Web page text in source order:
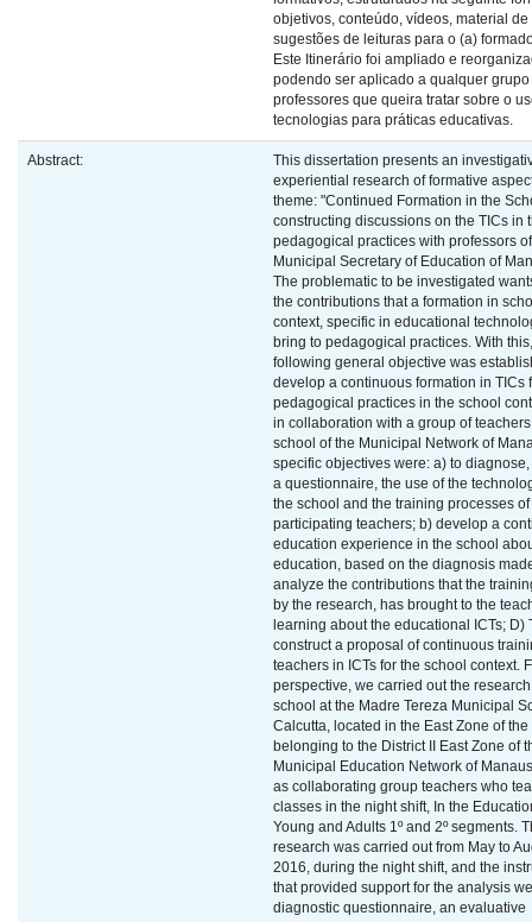
objetivos, conteúdo, vídeos, material
sugestões de leituras para o (a)
Este Itinerário foi ampliado e
podendo ser aplicado a qualquer grupo
professores que queira tratar sobre o
tecnologias para práticas educativas.
Abstract:
This dissertation presents an
experiential research of formative
theme: "Continued Formation in the
constructing discussions on the TICs in
pedagogical practices with professors
Municipal Secretary of Education of
The problematic to be investigated
the contributions that a formation in
context, specific in educational
bring to pedagogical practices. With
following general objective was
develop a continuous formation in TICs
pedagogical practices in the school
in collaboration with a group of
school of the Municipal Network of
specific objectives were: a) to
a questionnaire, the use of the
the school and the training processes of
participating teachers; b) develop a
education experience in the school
education, based on the diagnosis
analyze the contributions that the
by the research, has brought to the
learning about the educational ICTs; D)
construct a proposal of continuous
teachers in ICTs for the school context.
perspective, we carried out the
school at the Madre Tereza Municipal
Calcutta, located in the East Zone of the
belonging to the District II East Zone of
Municipal Education Network of
as collaborating group teachers who
classes in the night shift, In the
Young and Adults 1º and 2º segments.
research was carried out from May to
2016, during the night shift, and the
that provided support for the analysis
diagnostic questionnaire, an evaluative